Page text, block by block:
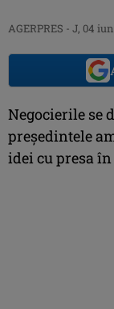
AGERPRES - J, 04
Negocierile se
preşedintele
idei cu presa